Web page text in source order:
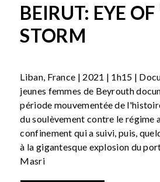
BEIRUT: EYE
STORM
Liban, France | 2021 | 1h15 |
jeunes femmes de Beyrouth
période mouvementée de
du soulèvement contre le régime
confinement qui a suivi, puis,
à la gigantesque explosion du
Masri